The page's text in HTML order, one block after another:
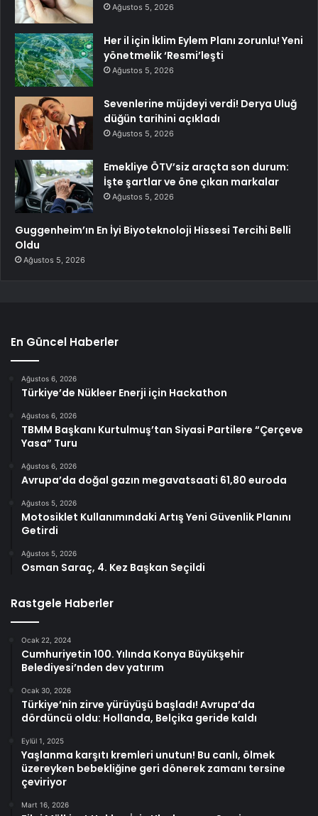
Ağustos 5, 2026
Her il için İklim Eylem Planı zorunlu! Yeni
yönetmelik ‘Resmi’leşti
Ağustos 5, 2026
Sevenlerine müjdeyi verdi! Derya Uluğ
düğün tarihini açıkladı
Ağustos 5, 2026
Emekliye ÖTV’siz araçta son durum:
İşte şartlar ve öne çıkan markalar
Ağustos 5, 2026
Guggenheim’ın En İyi Biyoteknoloji Hissesi Tercihi Belli
Oldu
Ağustos 5, 2026
En Güncel Haberler
Ağustos 6, 2026
Türkiye’de Nükleer Enerji için Hackathon
Ağustos 6, 2026
TBMM Başkanı Kurtulmuş’tan Siyasi Partilere “Çerçeve
Yasa” Turu
Ağustos 6, 2026
Avrupa’da doğal gazın megavatsaati 61,80 euroda
Ağustos 5, 2026
Motosiklet Kullanımındaki Artış Yeni Güvenlik Planını
Getirdi
Ağustos 5, 2026
Osman Saraç, 4. Kez Başkan Seçildi
Rastgele Haberler
Ocak 22, 2024
Cumhuriyetin 100. Yılında Konya Büyükşehir
Belediyesi’nden dev yatırım
Ocak 30, 2026
Türkiye’nin zirve yürüyüşü başladı! Avrupa’da
dördüncü oldu: Hollanda, Belçika geride kaldı
Eylül 1, 2025
Yaşlanma karşıtı kremleri unutun! Bu canlı, ölmek
üzereyken bebekliğine geri dönerek zamanı tersine
çeviriyor
Mart 16, 2026